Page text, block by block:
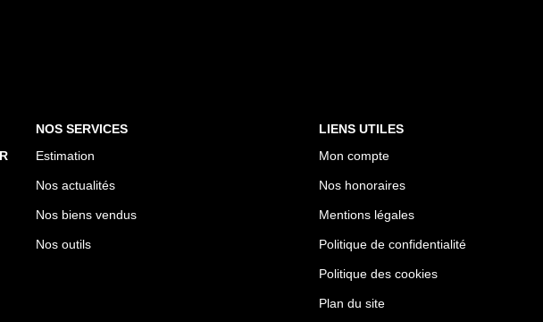
NOS SERVICES
Estimation
Nos actualités
Nos biens vendus
Nos outils
LIENS UTILES
Mon compte
Nos honoraires
Mentions légales
Politique de confidentialité
Politique des cookies
Plan du site